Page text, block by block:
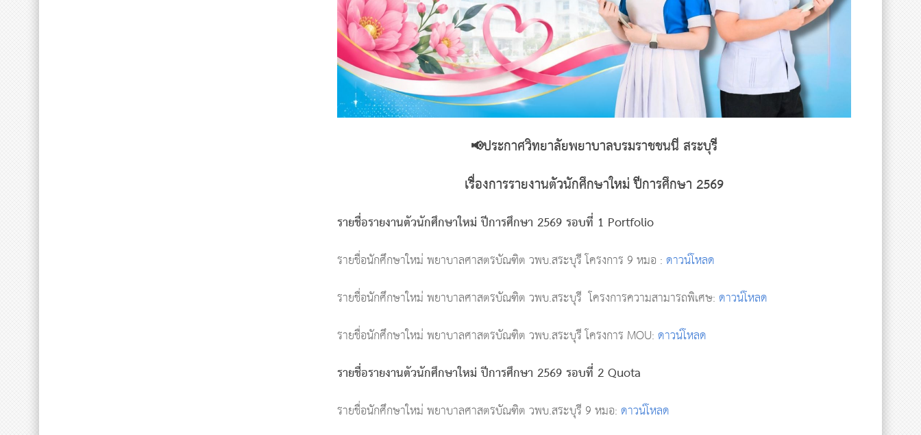
📢ประกาศวิทยาลัยพยาบาลบรมราชชนนี สระบุรี
เรื่องการรายงานตัวนักศึกษาใหม่ ปีการศึกษา 2569
รายชื่อรายงานตัวนักศึกษาใหม่ ปีการศึกษา 2569 รอบที่ 1 Portfolio
รายชื่อนักศึกษาใหม่ พยาบาลศาสตรบัณฑิต วพบ.สระบุรี โครงการ 9 หมอ :ดาวน์โหลด
รายชื่อนักศึกษาใหม่ พยาบาลศาสตรบัณฑิต วพบ.สระบุรี โครงการความสามารถพิเศษ:ดาวน์โหลด
รายชื่อนักศึกษาใหม่ พยาบาลศาสตรบัณฑิต วพบ.สระบุรี โครงการ MOU:ดาวน์โหลด
รายชื่อรายงานตัวนักศึกษาใหม่ ปีการศึกษา 2569 รอบที่ 2 Quota
รายชื่อนักศึกษาใหม่ พยาบาลศาสตรบัณฑิต วพบ.สระบุรี 9 หมอ:ดาวน์โหลด